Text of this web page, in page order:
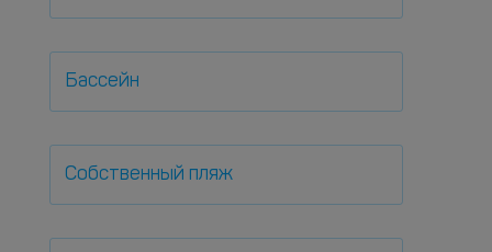
Бассейн
Собственный пляж